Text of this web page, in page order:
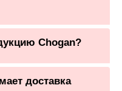
Chogan?
доставка